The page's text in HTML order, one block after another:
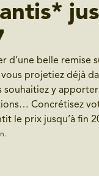
d’une belle remise
projetiez déjà
souhaitiez y
Concrétisez
le prix jusqu’à fin